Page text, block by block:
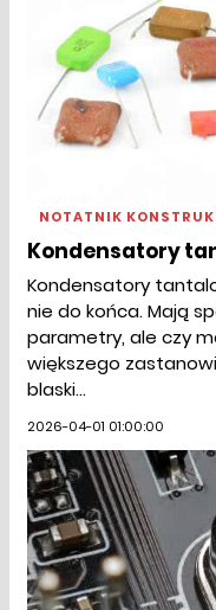
NOTATNIK
Kondensatory
Kondensatory
nie do końca. Mają
parametry, ale czy
większego
blaski...
2026-04-01 01:00:00